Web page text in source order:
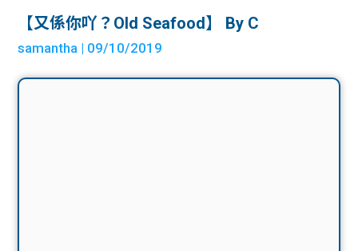
【又係你吖？Old Seafood】 By C
samantha | 09/10/2019